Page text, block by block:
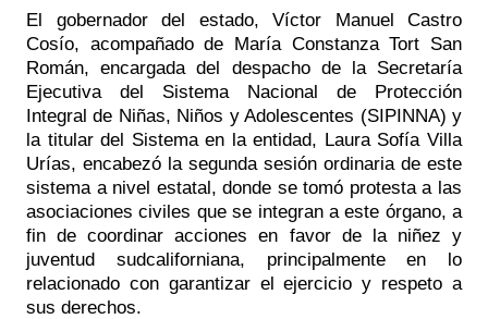
El gobernador del estado, Víctor Manuel Castro
Cosío, acompañado de María Constanza Tort San
Román, encargada del despacho de la Secretaría
Ejecutiva del Sistema Nacional de Protección
Integral de Niñas, Niños y Adolescentes (SIPINNA) y
la titular del Sistema en la entidad, Laura Sofía Villa
Urías, encabezó la segunda sesión ordinaria de este
sistema a nivel estatal, donde se tomó protesta a las
asociaciones civiles que se integran a este órgano, a
fin de coordinar acciones en favor de la niñez y
juventud sudcaliforniana, principalmente en lo
relacionado con garantizar el ejercicio y respeto a
sus derechos.